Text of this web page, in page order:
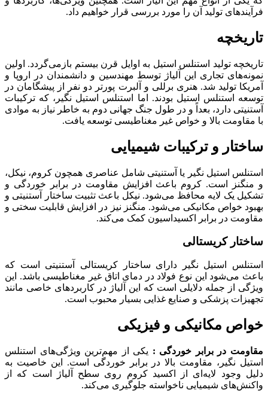
فرآیندهای تولید آن را مورد بررسی قرار خواهیم داد.
تاریخچه
تاریخچه تولید استنلس استیل به اوایل قرن بیستم بازمی‌گردد. اولین
نمونه‌های تجاری این آلیاژ توسط مهندسین و دانشمندان در اروپا و
آمریکا تولید شد. هنری برللی و آلبرت پورتر دو نفر از پیشگامان در
توسعه استنلس استیل بودند. اما استنلس استیل نگیر، که ترکیبات
آستنیتی دارد، بعداً و در طول جنگ جهانی دوم به خاطر نیاز به موادی
با مقاومت بالا و خواص غیر مغناطیسی توسعه یافت.
ساختار و ترکیبات شیمیایی
استنلس استیل نگیر یا آستنیتی شامل عناصری همچون کروم، نیکل،
و منگنز است. کروم باعث افزایش مقاومت در برابر خوردگی و
تشکیل یک لایه محافظ می‌شود. نیکل باعث تثبیت ساختار آستنیتی و
بهبود خواص مکانیکی می‌شود. منگنز نیز در افزایش قابلیت سختی و
مقاومت در برابر اکسیداسیون کمک می‌کند.
ساختار کریستالی
استنلس استیل نگیر دارای ساختار کریستالی آستنیتی است که
باعث می‌شود این نوع فولاد در دمای اتاق غیر مغناطیسی باشد. این
ویژگی از جمله دلایلی است که این آلیاژ در کاربردهای خاصی مانند
تجهیزات پزشکی و صنایع غذایی بسیار محبوب است.
خواص مکانیکی و فیزیکی
مقاومت در برابر خوردگی : یکی از مهم‌ترین ویژگی‌های استنلس
استیل نگیر، مقاومت بالا در برابر خوردگی است. این خاصیت به
دلیل وجود لایه‌ای از اکسید کروم روی سطح آلیاژ است که از
واکنش‌های شیمیایی ناخواسته جلوگیری می‌کند.